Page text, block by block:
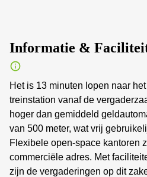
Informatie &
Het is 13 minuten lopen naar
treinstation vanaf de
hoger dan gemiddeld
van 500 meter, wat vrij
Flexibele open-space kantoren
commerciële adres. Met
zijn de vergaderingen op dit